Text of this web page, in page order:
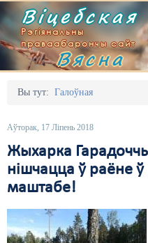
Віцебская
Рэгіянальны
праваабарончы сайт
Вясна
Вы тут: Галоўная
Аўторак, 17 Ліпень 2018
Жыхарка
нішчацца ў раёне
маштабе!
Галоўная
Адміністрацыйны перасьлед
Безбар'ернае асяродзьдзе
Выбары
Дзяржава
Выданьні
Кантакт
Пра нас